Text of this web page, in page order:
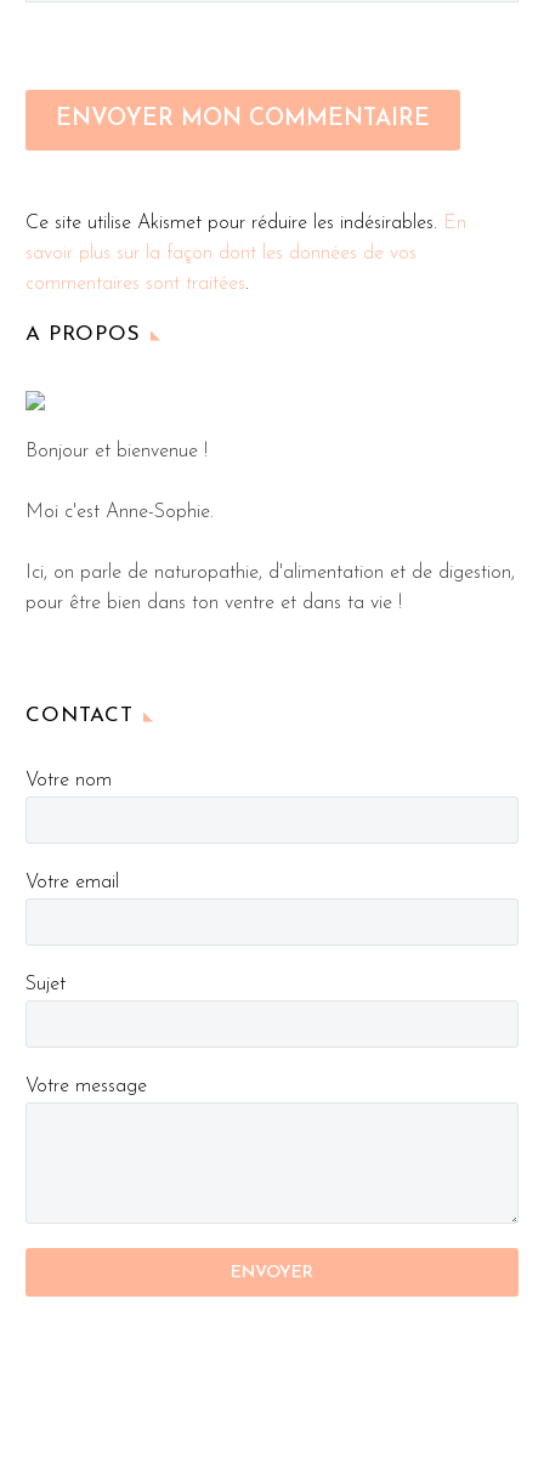
ENVOYER MON COMMENTAIRE
Ce site utilise Akismet pour réduire les indésirables. En
savoir plus sur la façon dont les données de vos
commentaires sont traitées.
A PROPOS
Bonjour et bienvenue !
Moi c'est Anne-Sophie.
Ici, on parle de naturopathie, d'alimentation et de digestion,
pour être bien dans ton ventre et dans ta vie !
CONTACT
Votre nom
Votre email
Sujet
Votre message